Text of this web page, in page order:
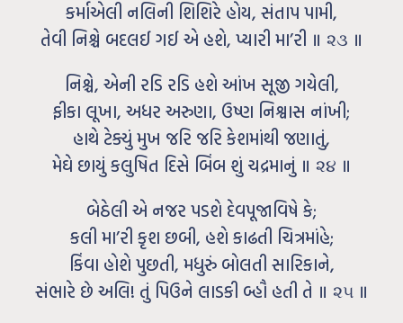
કર્માએલી નલિની શિશિરે હોય, સંતાપ પામી,
તેવી નિશ્ચે બદલઈ ગઈ એ હશે, પ્યારી મા’રી ॥ ૨૩ ॥
નિશ્ચે, એની રડિ રડિ હશે આંખ સૂજી ગયેલી,
ફીકા લૂખા, અધર અરુણા, ઉષ્ણ નિશ્વાસ નાંખી;
હાથે ટેક્યું મુખ જરિ જરિ કેશમાંથી જણાતું,
મેઘે છાયું કલુષિત દિસે બિંબ શું ચદ્રમાનું ॥ ૨૪ ॥
બેઠેલી એ નજર પડશે દેવપૂજાવિષે કે;
કલી મા’રી કૃશ છબી, હશે કાઢતી ચિત્રમાંહે;
કિંવા હોશે પુછતી, મધુરું બોલતી સારિકાને,
સંભારે છે અલિ! તું પિઉને લાડકી બ્‍હૌ હતી તે ॥ ૨૫ ॥